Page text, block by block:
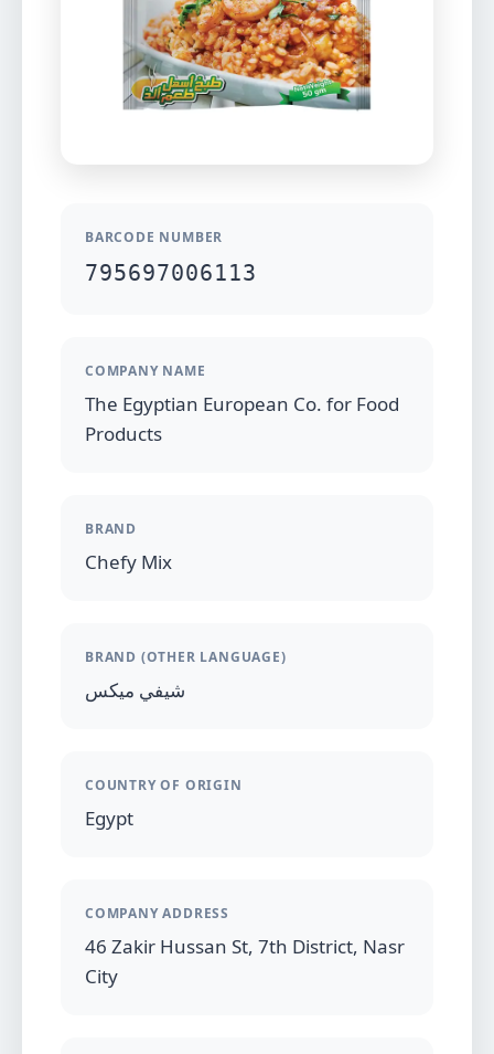
BARCODE NUMBER
795697006113
COMPANY NAME
The Egyptian European Co. for Food
Products
BRAND
Chefy Mix
BRAND (OTHER LANGUAGE)
شيفي ميكس
COUNTRY OF ORIGIN
Egypt
COMPANY ADDRESS
46 Zakir Hussan St, 7th District, Nasr
City